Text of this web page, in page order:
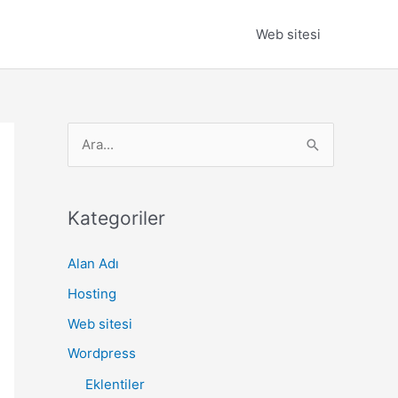
Web sitesi
r
h
f
o
r
Kategoriler
Alan Adı
Hosting
Web sitesi
Wordpress
Eklentiler